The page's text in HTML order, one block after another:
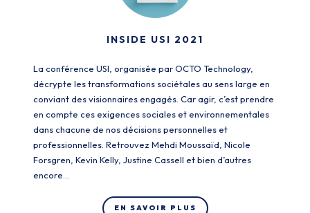
INSIDE USI 2021
La conférence USI, organisée par OCTO Technology,
décrypte les transformations sociétales au sens large en
conviant des visionnaires engagés. Car agir, c’est prendre
en compte ces exigences sociales et environnementales
dans chacune de nos décisions personnelles et
professionnelles. Retrouvez Mehdi Moussaïd, Nicole
Forsgren, Kevin Kelly, Justine Cassell et bien d’autres
encore…
EN SAVOIR PLUS